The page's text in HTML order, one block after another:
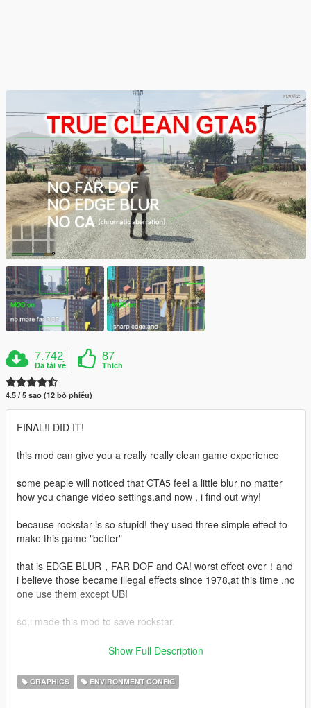
7.742
Đã tải về
87
Thích
4.5 / 5 sao (12 bỏ phiếu)
FINAL!I DID IT!
this mod can give you a really really clean game experience
some peaple will noticed that GTA5 feel a little blur no matter
how you change video settings.and now , i find out why!
because rockstar is so stupid! they used three simple effect to
make this game "better"
that is EDGE BLUR，FAR DOF and CA! worst effect ever！and
i believe those became illegal effects since 1978,at this time ,no
one use them except UBI
so,i made this mod to save rockstar.
only change effects what i said,no others.
Show Full Description
GRAPHICS ENVIRONMENT CONFIG